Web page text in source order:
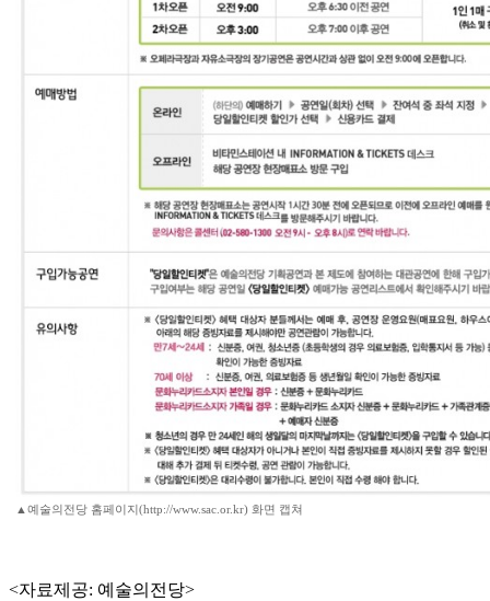
▲예술의전당 홈페이지(http://www.sac.or.kr) 화면 캡쳐
<자료제공: 예술의전당>